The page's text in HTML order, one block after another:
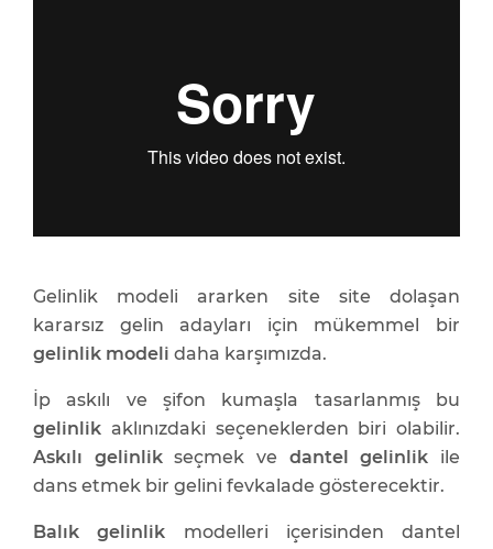
Gelinlik modeli ararken site site dolaşan
kararsız gelin adayları için mükemmel bir
gelinlik modeli daha karşımızda.
İp askılı ve şifon kumaşla tasarlanmış bu
gelinlik aklınızdaki seçeneklerden biri olabilir.
Askılı gelinlikseçmek ve dantel gelinlik ile
dans etmek bir gelini fevkalade gösterecektir.
Balık gelinlik modelleri içerisinden dantel